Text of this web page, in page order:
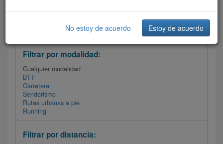
Filtrar las rutas
Filtrar por modalidad:
Cualquier modalidad
BTT
Carretera
Senderismo
Rutas urbanas a pie
Running
Filtrar por distancia:
No estoy de acuerdo Estoy de acuerdo